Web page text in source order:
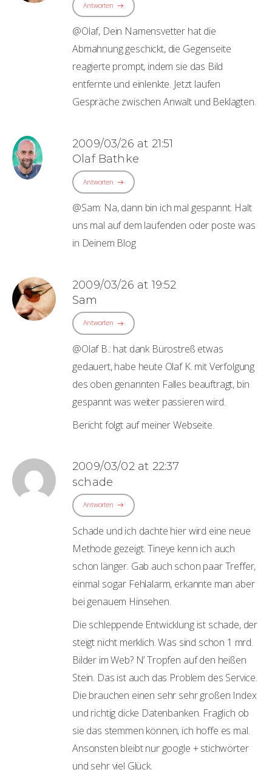
Antworten
@Olaf, Dein Namensvetter hat die
Abmahnung geschickt, die Gegenseite
reagierte prompt, indem sie das Bild
entfernte und einlenkte. Jetzt laufen
Gespräche zwischen Anwalt und Beklagten.
2009/03/26 at 21:51
Olaf Bathke
Antworten
@Sam: Na, dann bin ich mal gespannt. Halt
uns mal auf dem laufenden oder poste was
in Deinem Blog
2009/03/26 at 19:52
Sam
Antworten
@Olaf B.: hat dank Bürostreß etwas
gedauert, habe heute Olaf K. mit Verfolgung
des oben genannten Falles beauftragt, bin
gespannt was weiter passieren wird.
Bericht folgt auf meiner Webseite.
2009/03/02 at 22:37
schade
Antworten
Schade und ich dachte hier wird eine neue
Methode gezeigt. Tineye kenn ich auch
schon länger. Gab auch schon paar Treffer,
einmal sogar Fehlalarm, erkannte man aber
bei genauem Hinsehen.
Die schleppende Entwicklung ist schade, der
steigt nicht merklich. Was sind schon 1 mrd.
Bilder im Web? N’ Tropfen auf den heißen
Stein. Das ist auch das Problem des Service.
Die brauchen einen sehr sehr großen Index
und richtig dicke Datenbanken. Fraglich ob
sie das stemmen können, ich hoffe es mal.
Ansonsten bleibt nur google + stichwörter
und sehr viel Glück.